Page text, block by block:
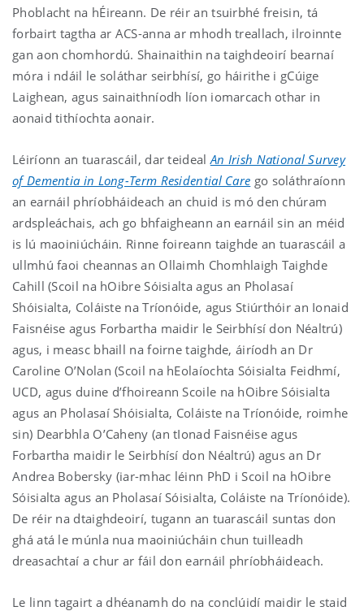
Phoblacht na hÉireann. De réir an tsuirbhé freisin, tá
forbairt tagtha ar ACS-anna ar mhodh treallach, ilroinnte
gan aon chomhordú. Shainaithin na taighdeoirí bearnaí
móra i ndáil le soláthar seirbhísí, go háirithe i gCúige
Laighean, agus sainaithníodh líon iomarcach othar in
aonaid tithíochta aonair.
Léiríonn an tuarascáil, dar teidealAn Irish National Survey
of Dementia in Long-Term Residential Care go soláthraíonn
an earnáil phríobháideach an chuid is mó den chúram
ardspleáchais, ach go bhfaigheann an earnáil sin an méid
is lú maoiniúcháin. Rinne foireann taighde an tuarascáil a
ullmhú faoi cheannas an Ollaimh Chomhlaigh Taighde
Cahill (Scoil na hOibre Sóisialta agus an Pholasaí
Shóisialta, Coláiste na Tríonóide, agus Stiúrthóir an Ionaid
Faisnéise agus Forbartha maidir le Seirbhísí don Néaltrú)
agus, i measc bhaill na foirne taighde, áiríodh an Dr
Caroline O’Nolan (Scoil na hEolaíochta Sóisialta Feidhmí,
UCD, agus duine d’fhoireann Scoile na hOibre Sóisialta
agus an Pholasaí Shóisialta, Coláiste na Tríonóide, roimhe
sin) Dearbhla O’Caheny (an tIonad Faisnéise agus
Forbartha maidir le Seirbhísí don Néaltrú) agus an Dr
Andrea Bobersky (iar-mhac léinn PhD i Scoil na hOibre
Sóisialta agus an Pholasaí Sóisialta, Coláiste na Tríonóide).
De réir na dtaighdeoirí, tugann an tuarascáil suntas don
ghá atá le múnla nua maoiniúcháin chun tuilleadh
dreasachtaí a chur ar fáil don earnáil phríobháideach.
Le linn tagairt a dhéanamh do na conclúidí maidir le staid